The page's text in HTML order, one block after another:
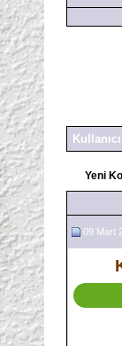
Yeni
09 Mart